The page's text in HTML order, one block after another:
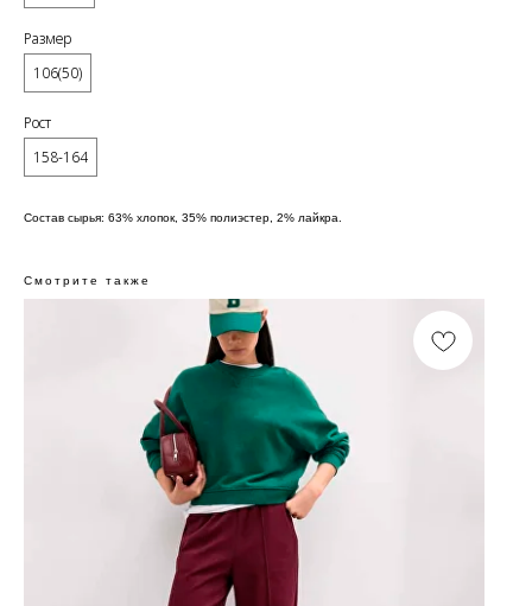
Размер
106(50)
Рост
158-164
Состав сырья: 63% хлопок, 35% полиэстер, 2% лайкра.
Смотрите также